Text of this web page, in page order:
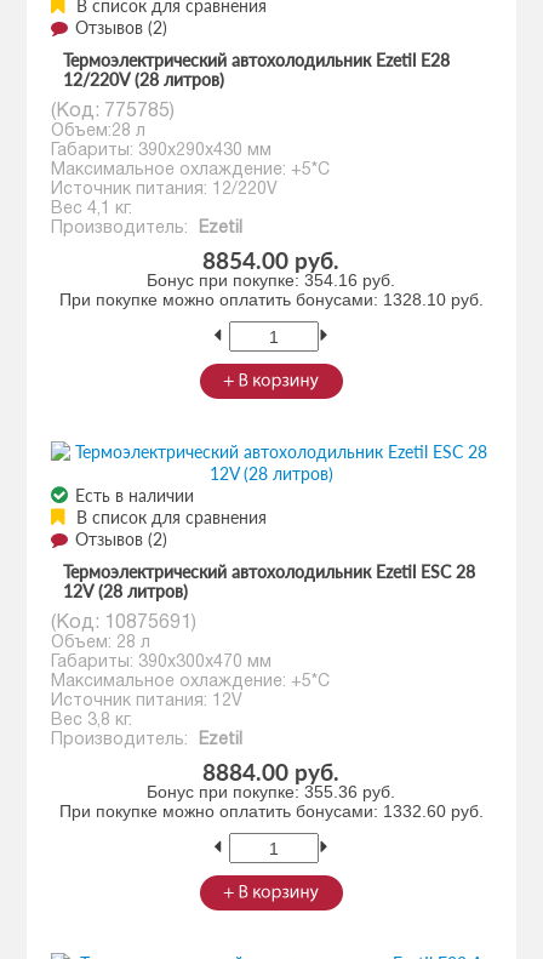
В список для сравнения
Отзывов (2)
Термоэлектрический автохолодильник Ezetil E28
12/220V (28 литров)
(Код: 775785)
Объем:28 л
Габариты: 390x290x430 мм
Максимальное охлаждение: +5*С
Источник питания: 12/220V
Вес 4,1 кг.
Производитель:
Ezetil
8854.00 руб.
Бонус при покупке:354.16 руб.
При покупке можно оплатить бонусами: 1328.10 руб.
Есть в наличии
В список для сравнения
Отзывов (2)
Термоэлектрический автохолодильник Ezetil ESC 28
12V (28 литров)
(Код: 10875691 )
Объем: 28 л
Габариты: 390x300x470 мм
Максимальное охлаждение: +5*С
Источник питания: 12V
Вес 3,8 кг.
Производитель:
Ezetil
8884.00 руб.
Бонус при покупке:355.36 руб.
При покупке можно оплатить бонусами: 1332.60 руб.